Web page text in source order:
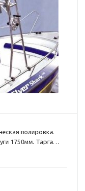
полировка.
1750мм. Тарга
стаканами под